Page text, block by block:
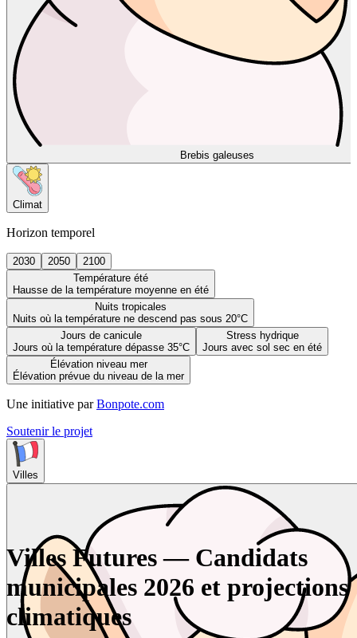
Brebis galeuses
Climat
Horizon temporel
2030 2050
2100
Température été
Hausse de la température moyenne en été
Nuits tropicales
Nuits où la température ne descend pas sous 20°C
Jours de canicule
Jours où la température dépasse 35°C
Stress hydrique
Jours avec sol sec en été
Élévation niveau mer
Élévation prévue du niveau de la mer
Une initiative par Bonpote.com
Soutenir le projet
Villes
Villes Futures — Candidats
municipales 2026 et projections
climatiques